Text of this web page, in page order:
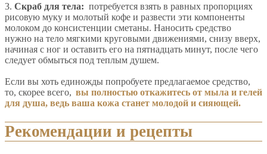
3. Скраб для тела: потребуется взять в равных пропорциях
рисовую муку и молотый кофе и развести эти компоненты
молоком до консистенции сметаны. Наносить средство
нужно на тело мягкими круговыми движениями, снизу вверх,
начиная с ног и оставить его на пятнадцать минут, после чего
следует обмыться под теплым душем.
Если вы хоть единожды попробуете предлагаемое средство,
то, скорее всего, вы полностью откажитесь от мыла и гелей
для душа, ведь ваша кожа станет молодой и сияющей.
Рекомендации и рецепты